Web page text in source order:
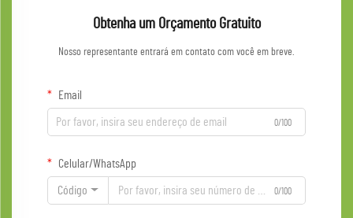
Obtenha um Orçamento Gratuito
Nosso representante entrará em contato com você em breve.
Email
0/100
Celular/WhatsApp
Código 0/100